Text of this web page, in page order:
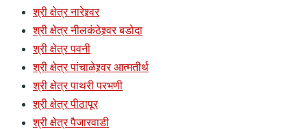
श्री क्षेत्र नारेश्र्वर
श्री क्षेत्र नीलकंठेश्र्वर बडोदा
श्री क्षेत्र पवनी
श्री क्षेत्र पांचाळेश्र्वर आत्मतीर्थ
श्री क्षेत्र पाथरी परभणी
श्री क्षेत्र पीठापूर
श्री क्षेत्र पैजारवाडी